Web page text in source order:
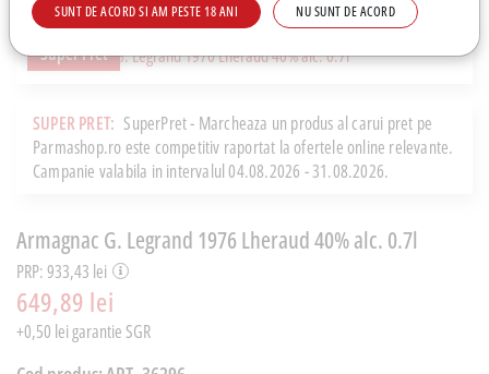
SUNT DE ACORD SI AM PESTE 18 ANI NU SUNT DE ACORD
Super Pret
SUPER PRET: SuperPret - Marcheaza un produs al carui pret pe
Parmashop.ro este competitiv raportat la ofertele online relevante.
Campanie valabila in intervalul 04.08.2026 - 31.08.2026.
Armagnac G. Legrand 1976 Lheraud 40% alc. 0.7l
PRP: 933,43 lei
649,89 lei
+0,50 lei garantie SGR